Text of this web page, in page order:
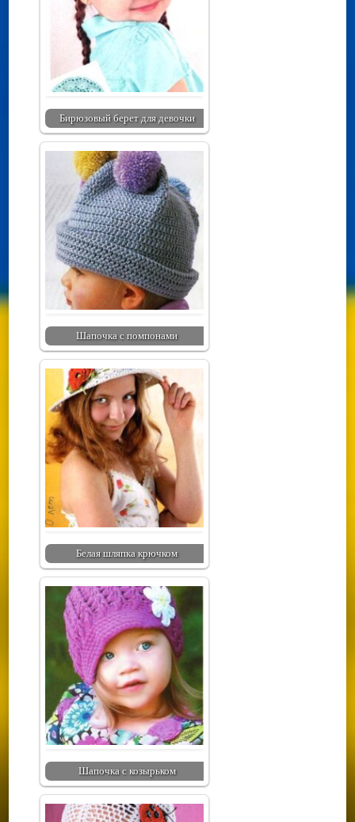
Бирюзовый берет для девочки
Шапочка с помпонами
Белая шляпка крючком
Шапочка с козырьком